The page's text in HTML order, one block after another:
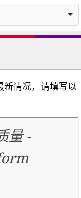
新情况，请填写以
量-